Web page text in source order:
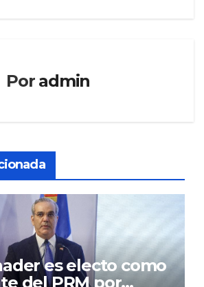
Por admin
es electo como
del PRM por